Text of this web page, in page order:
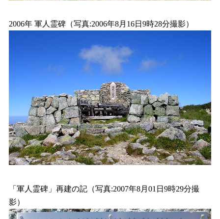
2006年 軍人霊碑（写真:2006年8月16日9時28分撮影）
「軍人霊碑」再建の記（写真:2007年8月01日9時29分撮
影）